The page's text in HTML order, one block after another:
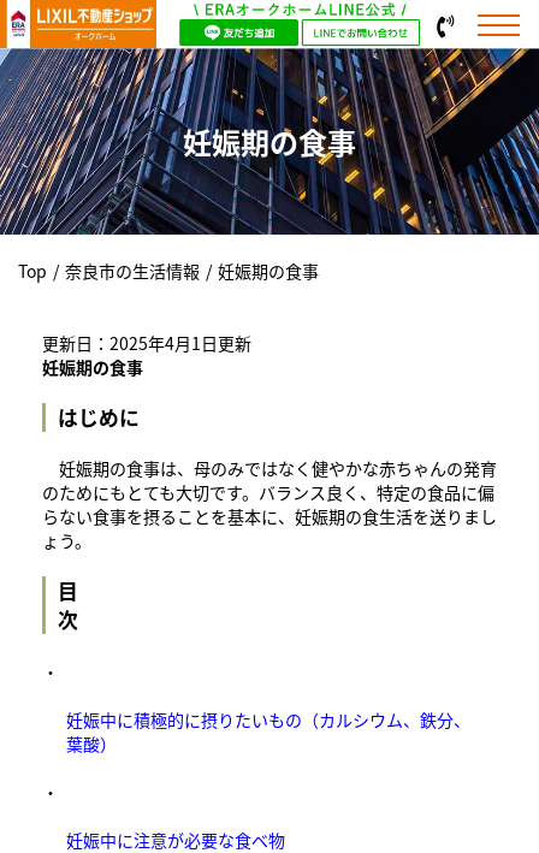
妊娠期の食事
Top / 奈良市の生活情報 / 妊娠期の食事
更新日：2025年4月1日更新
妊娠期の食事
はじめに
妊娠期の食事は、母のみではなく健やかな赤ちゃんの発育
のためにもとても大切です。バランス良く、特定の食品に偏
らない食事を摂ることを基本に、妊娠期の食生活を送りまし
ょう。
目
・
妊娠中に積極的に摂りたいもの（カルシウム、鉄分、
葉酸）
・
妊娠中に注意が必要な食べ物